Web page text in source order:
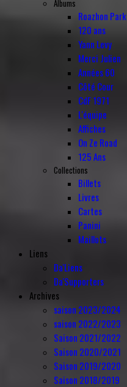
Albums
Roazhon Park
120 ans
Yann Levy
Merci Julien
Années 60
Côté Cour
CdF 1971
L'équipe
Affiches
On Ze Road
125 Ans
Collections
Billets
Livres
Cartes
Panini
Maillots
Liens
Da'Liens
Da'Supporters
Archives
saison 2023/2024
saison 2022/2023
Saison 2021/2022
Saison 2020/2021
Saison 2019/2020
Saison 2018/2019